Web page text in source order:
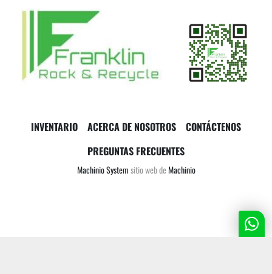
INVENTARIO ACERCA DE NOSOTROS
CONTÁCTENOS
PREGUNTAS FRECUENTES
Machinio Systemsitio web deMachinio